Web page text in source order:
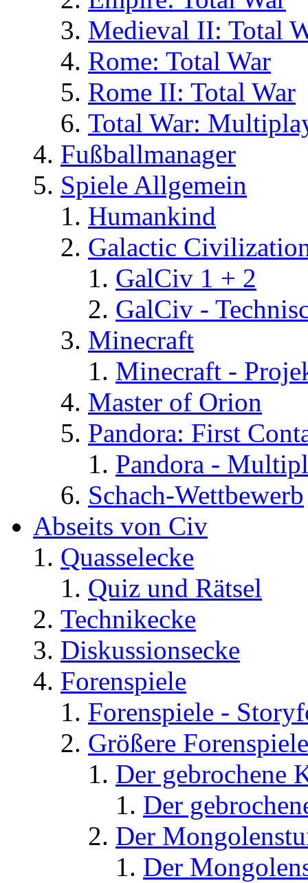
Medieval II: Total
Rome: Total War
Rome II: Total War
Total War:
Fußballmanager
Spiele Allgemein
Humankind
Galactic
GalCiv 1 + 2
GalCiv -
Minecraft
Minecraft -
Master of Orion
Pandora: First
Pandora -
Schach-Wettbewerb
Abseits von Civ
Quasselecke
Quiz und Rätsel
Technikecke
Diskussionsecke
Forenspiele
Forenspiele -
Größere Forenspiele
Der gebrochene
Der
Der
Der